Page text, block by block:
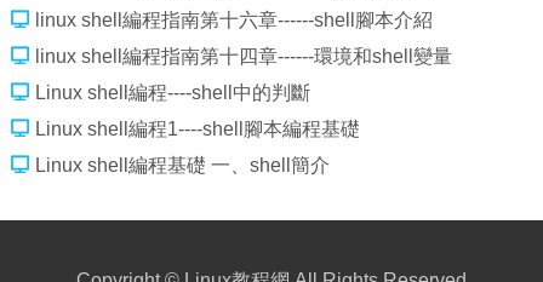
linux shell編程指南第十六章------shell腳本介紹
linux shell編程指南第十四章------環境和shell變量
Linux shell編程----shell中的判斷
Linux shell編程1----shell腳本編程基礎
Linux shell編程基礎 一、shell簡介